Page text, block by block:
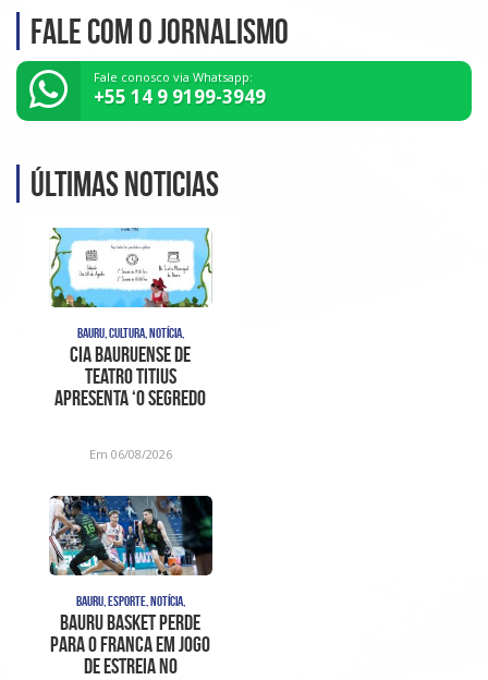
Fale com o Jornalismo
Fale conosco via Whatsapp:
+55 14 9 9199-3949
Últimas noticias
BAURU, CULTURA, NOTÍCIA,
Cia bauruense de
teatro Titius
apresenta ‘O Segredo
Em 06/08/2026
BAURU, ESPORTE, NOTÍCIA,
Bauru Basket perde
para o Franca em jogo
de estreia no